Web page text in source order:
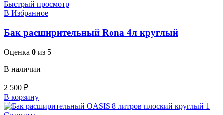
Быстрый просмотр
В Избранное
Бак расширительный Rona 4л круглый
Оценка 0 из 5
В наличии
2 500 ₽
В корзину